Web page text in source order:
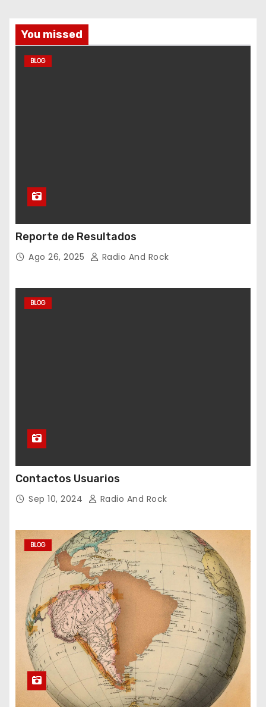
You missed
BLOG
Reporte de Resultados
Ago 26, 2025 Radio And Rock
BLOG
Contactos Usuarios
Sep 10, 2024 Radio And Rock
BLOG